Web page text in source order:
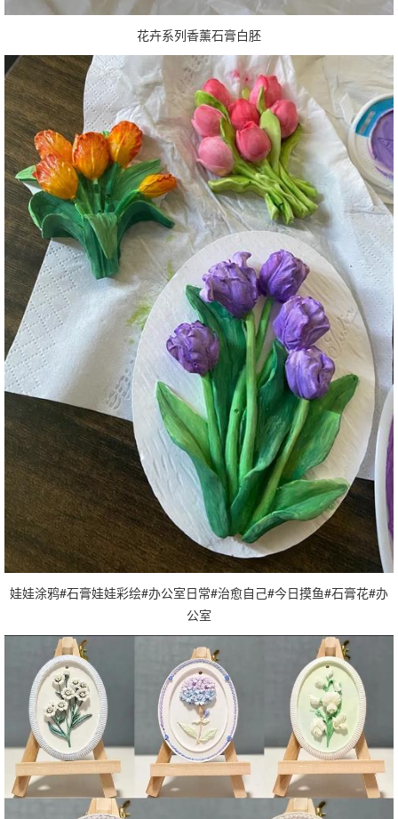
花卉系列香薰石膏白胚
娃娃涂鸦#石膏娃娃彩绘#办公室日常#治愈自己#今日摸鱼#石膏花#办
公室